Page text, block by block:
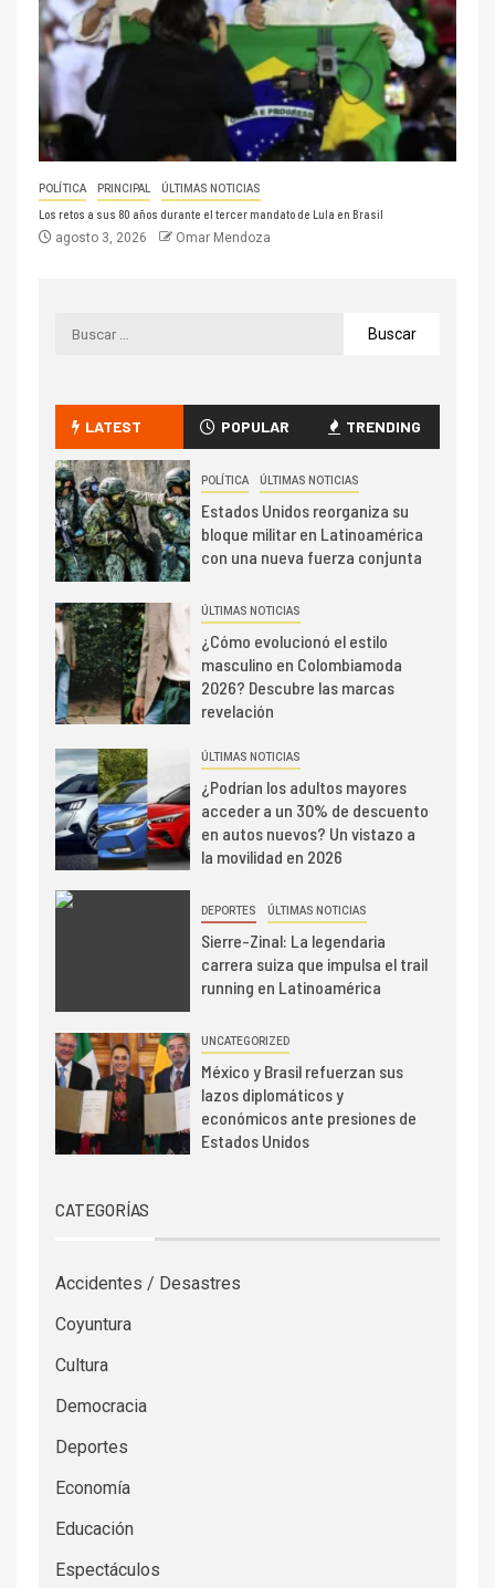
POLÍTICA PRINCIPAL ÚLTIMAS NOTICIAS
Los retos a sus 80 años durante el tercer mandato de Lula en Brasil
agosto 3, 2026 Omar Mendoza
LATEST POPULAR TRENDING
POLÍTICA ÚLTIMAS NOTICIAS
Estados Unidos reorganiza su
bloque militar en Latinoamérica
con una nueva fuerza conjunta
ÚLTIMAS NOTICIAS
¿Cómo evolucionó el estilo
masculino en Colombiamoda
2026? Descubre las marcas
revelación
ÚLTIMAS NOTICIAS
¿Podrían los adultos mayores
acceder a un 30% de descuento
en autos nuevos? Un vistazo a
la movilidad en 2026
DEPORTES ÚLTIMAS NOTICIAS
Sierre-Zinal: La legendaria
carrera suiza que impulsa el trail
running en Latinoamérica
UNCATEGORIZED
México y Brasil refuerzan sus
lazos diplomáticos y
económicos ante presiones de
Estados Unidos
CATEGORÍAS
Accidentes / Desastres
Coyuntura
Cultura
Democracia
Deportes
Economía
Educación
Espectáculos